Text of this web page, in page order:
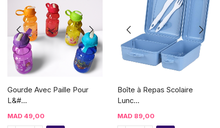
Gourde Avec Paille Pour
L&#...
MAD 49,00
Boîte à Repas Scolaire
Lunc...
MAD 89,00